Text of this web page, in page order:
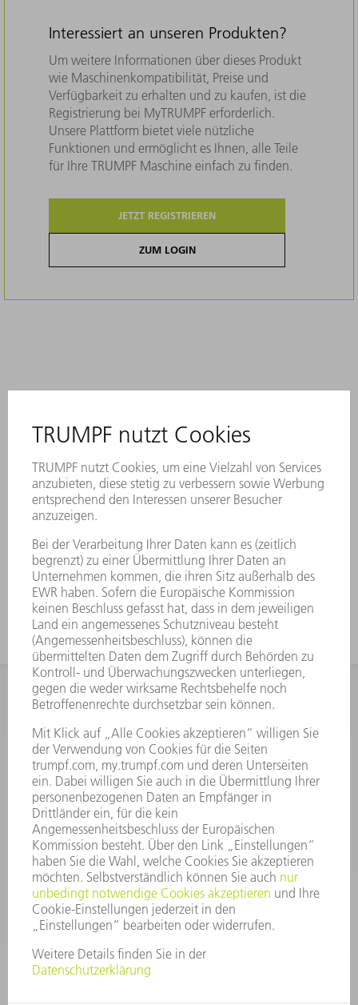
Interessiert an unseren Produkten?
Um weitere Informationen über dieses Produkt
wie Maschinenkompatibilität, Preise und
Verfügbarkeit zu erhalten und zu kaufen, ist die
Registrierung bei MyTRUMPF erforderlich.
Unsere Plattform bietet viele nützliche
Funktionen und ermöglicht es Ihnen, alle Teile
für Ihre TRUMPF Maschine einfach zu finden.
JETZT REGISTRIEREN
ZUM LOGIN
INFORMATION
Häufig gestellte Fragen
Allgemeine Geschäftsbedingungen
KONTAKT
After Sales
+43722160396550
Mo - Do: 08:00 -17:30 Uhr
Fr: 08:00 -16:30 Uhr
ersatzteile@at.trumpf.com